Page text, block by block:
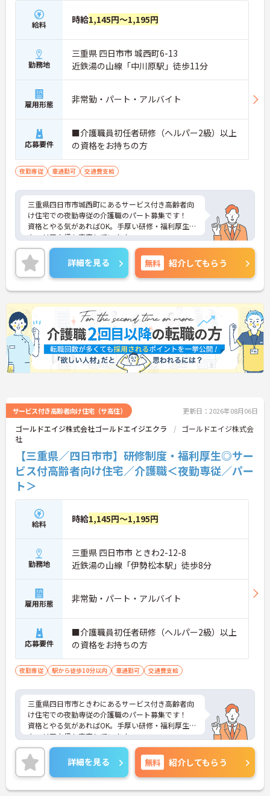
給料 時給1,145円～1,195円
勤務地
三重県 四日市市 城西町6-13
近鉄湯の山線「中川原駅」徒歩11分
雇用形態 非常勤・パート・アルバイト
応募要件
■介護職員初任者研修（ヘルパー2級）以上
の資格をお持ちの方
夜勤専従 車通勤可 交通費支給
三重県四日市市城西町にあるサービス付き高齢者向
け住宅での夜勤専従の介護職のパート募集です！
資格とやる気があればOK。手厚い研修・福利厚生で
キャリア支援も充実しています。
週1～の勤務でプライベートとの両立や、Wワークも
相談可能です。
利用者様の笑顔のために一所懸命になれる方・チー
ム連携を大切に勤務出来る方を歓迎しています。
ご興味がある方は、ご面接のポイントをお伝えしま
すので、お気軽にお問い合わせください。
詳細を見る 無料 紹介してもらう
サービス付き高齢者向け住宅（サ高住） 更新日：2026年08月06日
ゴールドエイジ株式会社ゴールドエイジエクラ
ゴールドエイジ株式会
社
【三重県／四日市市】研修制度・福利厚生◎サー
ビス付高齢者向け住宅／介護職＜夜勤専従／パー
ト＞
給料 時給1,145円～1,195円
勤務地
三重県 四日市市 ときわ2-12-8
近鉄湯の山線「伊勢松本駅」徒歩8分
雇用形態 非常勤・パート・アルバイト
応募要件
■介護職員初任者研修（ヘルパー2級）以上
の資格をお持ちの方
夜勤専従 駅から徒歩10分以内 車通勤可 交通費支給
三重県四日市市ときわにあるサービス付き高齢者向
け住宅での夜勤専従の介護職のパート募集です！
資格とやる気があればOK。手厚い研修・福利厚生で
キャリア支援も充実しています。
週1～の勤務でプライベートとの両立や、Wワークも
相談可能です。
利用者様の笑顔のために一所懸命になれる方・チー
ム連携を大切に勤務出来る方を歓迎しています。
ご興味がある方は、ご面接のポイントをお伝えしま
詳細を見る 無料 紹介してもらう